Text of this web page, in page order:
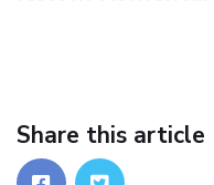
Share this article